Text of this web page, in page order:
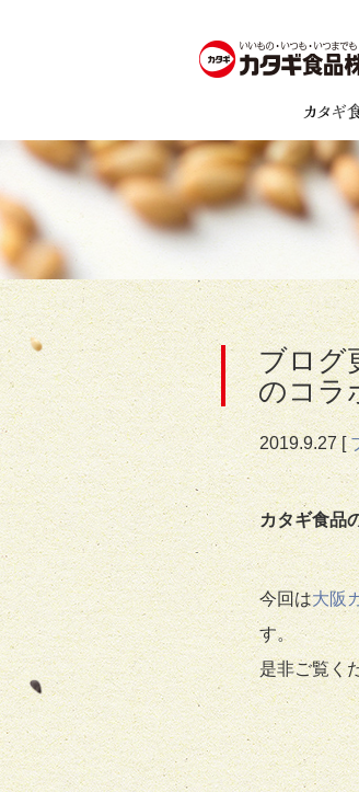
ブログ
のコラ
2019.9.27[
カタギ食品
今回は大阪
す。
是非ご覧く